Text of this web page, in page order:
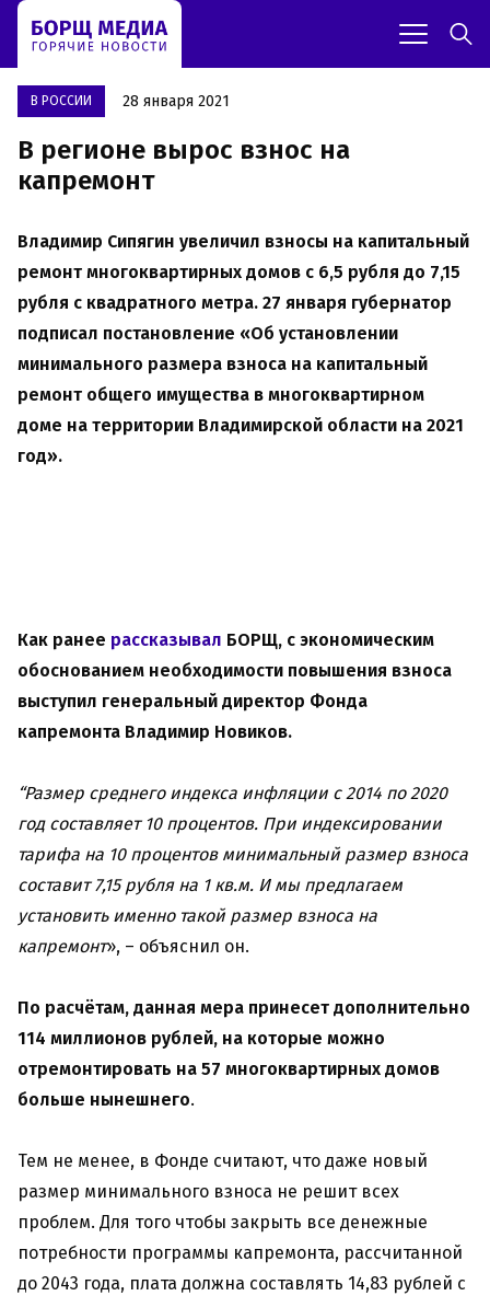
В РОССИИ 28 января 2021
В регионе вырос взнос на
капремонт
Владимир Сипягин увеличил взносы на капитальный
ремонт многоквартирных домов с 6,5 рубля до 7,15
рубля с квадратного метра. 27 января губернатор
подписал постановление «Об установлении
минимального размера взноса на капитальный
ремонт общего имущества в многоквартирном
доме на территории Владимирской области на 2021
год».
Как ранее рассказывал БОРЩ, с экономическим
обоснованием необходимости повышения взноса
выступил генеральный директор Фонда
капремонта Владимир Новиков.
“Размер среднего индекса инфляции с 2014 по 2020
год составляет 10 процентов. При индексировании
тарифа на 10 процентов минимальный размер взноса
составит 7,15 рубля на 1 кв.м. И мы предлагаем
установить именно такой размер взноса на
капремонт», – объяснил он.
По расчётам, данная мера принесет дополнительно
114 миллионов рублей, на которые можно
отремонтировать на 57 многоквартирных домов
больше нынешнего.
Тем не менее, в Фонде считают, что даже новый
размер минимального взноса не решит всех
проблем. Для того чтобы закрыть все денежные
потребности программы капремонта, рассчитанной
до 2043 года, плата должна составлять 14,83 рублей с